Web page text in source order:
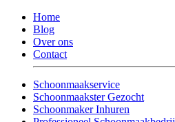
Home
Blog
Over ons
Contact
Schoonmaakservice
Schoonmaakster Gezocht
Schoonmaker Inhuren